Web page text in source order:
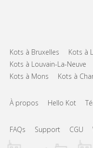
Kots à Bruxelles Kots à
Kots à Louvain-La-Neuve
Kots à Mons
Kots à
À propos Hello Kot
FAQs Support CGU